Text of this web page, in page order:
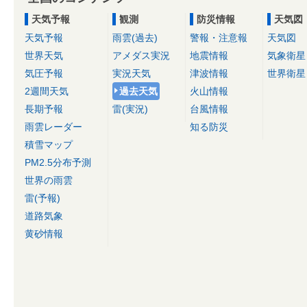
天気予報
天気予報
世界天気
気圧予報
2週間天気
長期予報
雨雲レーダー
積雪マップ
PM2.5分布予測
世界の雨雲
雷(予報)
道路気象
黄砂情報
観測
雨雲(過去)
アメダス実況
実況天気
過去天気
雷(実況)
防災情報
警報・注意報
地震情報
津波情報
火山情報
台風情報
知る防災
天気図
天気図
気象衛星
世界衛星